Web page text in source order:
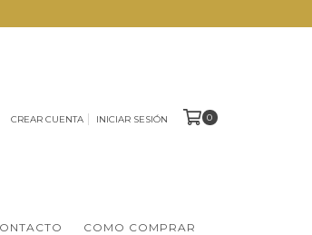
CREAR CUENTA INICIAR SESIÓN 0
COMO COMPRAR